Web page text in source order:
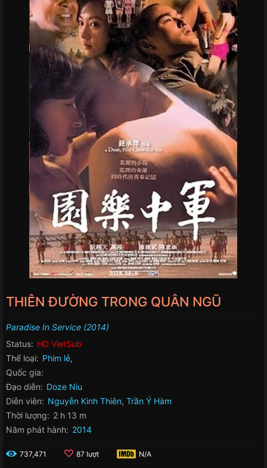
THIÊN ĐƯỜNG TRONG QUÂN NGŨ
Paradise In Service (2014)
Status: HD VietSub
Thể loại: Phim lẻ,
Quốc gia:
Đạo diễn: Doze Niu
Diễn viên: Nguyễn Kinh Thiên, Trần Ý Hàm
Thời lượng: 2 h 13 m
Năm phát hành: 2014
737,471 87 lượt N/A